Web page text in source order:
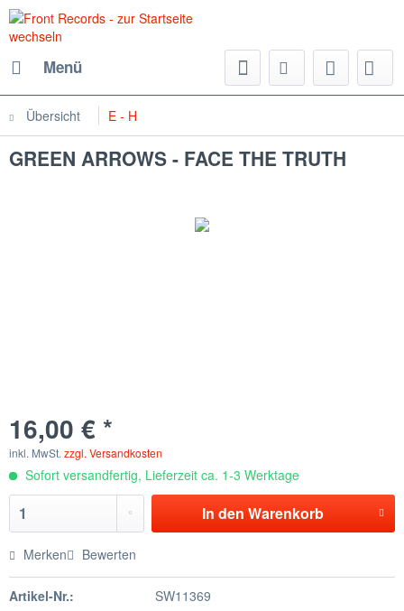
Menü
Übersicht E - H
GREEN ARROWS - FACE THE TRUTH
16,00 € *
inkl. MwSt. zzgl. Versandkosten
Sofort versandfertig, Lieferzeit ca. 1-3 Werktage
In den Warenkorb
Merken Bewerten
Artikel-Nr.: SW11369